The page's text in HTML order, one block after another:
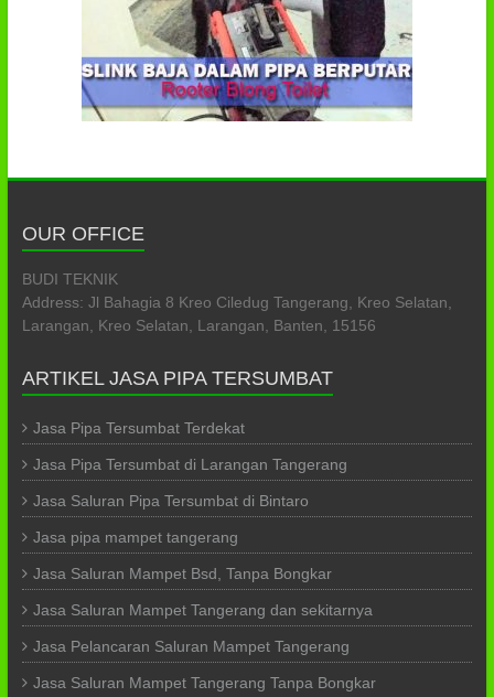
OUR OFFICE
BUDI TEKNIK
Address: Jl Bahagia 8 Kreo Ciledug Tangerang, Kreo Selatan,
Larangan, Kreo Selatan, Larangan, Banten, 15156
ARTIKEL JASA PIPA TERSUMBAT
Jasa Pipa Tersumbat Terdekat
Jasa Pipa Tersumbat di Larangan Tangerang
Jasa Saluran Pipa Tersumbat di Bintaro
Jasa pipa mampet tangerang
Jasa Saluran Mampet Bsd, Tanpa Bongkar
Jasa Saluran Mampet Tangerang dan sekitarnya
Jasa Pelancaran Saluran Mampet Tangerang
Jasa Saluran Mampet Tangerang Tanpa Bongkar